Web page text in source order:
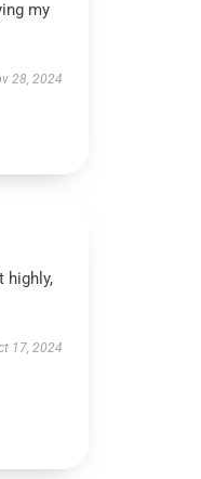
my
28, 2024
highly,
17, 2024